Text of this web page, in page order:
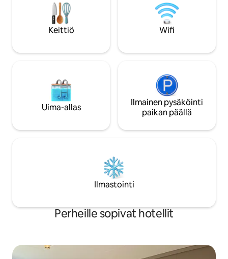
te useammin yhdessä? Jos varaat kaikki
neljä huonetta, saat koko tilan
yksityisesti käyttöösi, mukaan lukien
keittiön, kylpyhuoneen ja wc:n, eikä
ilmoitus.
voit matkustaa
ja bussi
Tervetuloa meille!
Keittiö Wifi
Uima-allas
Ilmainen pysäköinti
paikan päällä
Ilmastointi
Perheille sopivat hotellit